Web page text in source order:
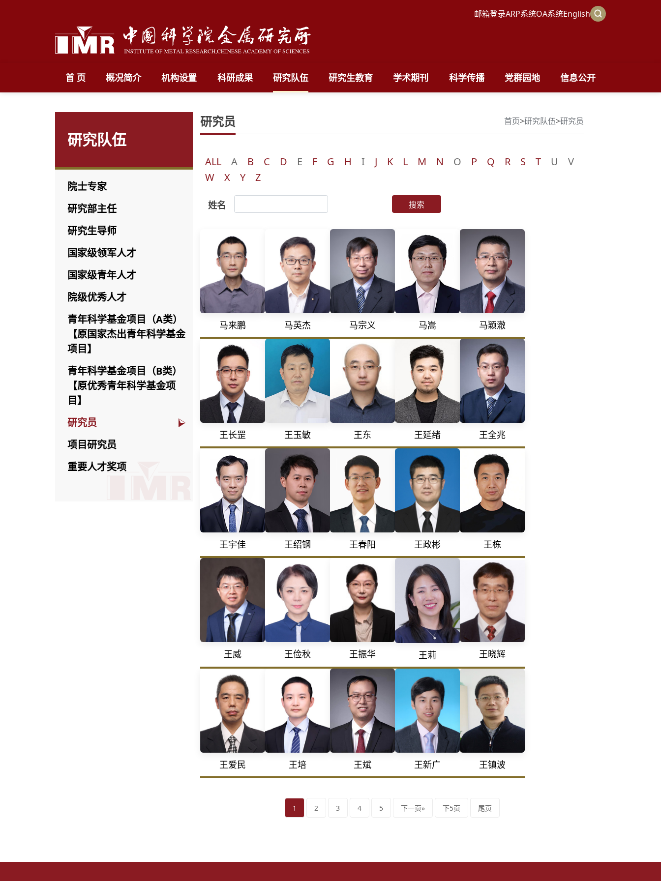
邮箱登录ARP系统OA系统English
首 页 概况简介 机构设置 科研成果 研究队伍 研究生教育 学术期刊 科学传播 党群园地 信息公开
研究队伍
院士专家
研究部主任
研究生导师
国家级领军人才
国家级青年人才
院级优秀人才
青年科学基金项目（A类）
【原国家杰出青年科学基金
项目】
青年科学基金项目（B类）
【原优秀青年科学基金项
目】
研究员
项目研究员
重要人才奖项
研究员 首页>研究队伍>研究员
ALL A B C D E F G H I J K L M N O P Q R S T U
V
W
X Y Z
姓名 搜索
马来鹏 马英杰 马宗义 马嵩 马颖澈
王长罡 王玉敏 王东 王延绪 王全兆
王宇佳 王绍钢 王春阳 王政彬 王栋
王威 王俭秋 王振华 王莉 王晓辉
王爱民 王培 王斌 王新广 王镇波
1 2 3 4 5 下一页» 下5页 尾页